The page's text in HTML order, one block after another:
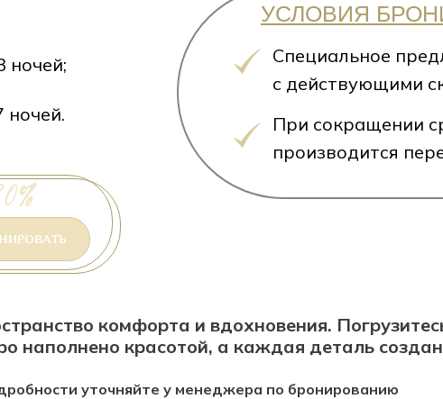
УСЛОВИЯ
комфорта и вдохновения.
наполнено красотой, а каждая деталь
ночей;
ночей.
уточняйте у менеджера по бронированию
Специальное
с действующими
При сокращении
производится